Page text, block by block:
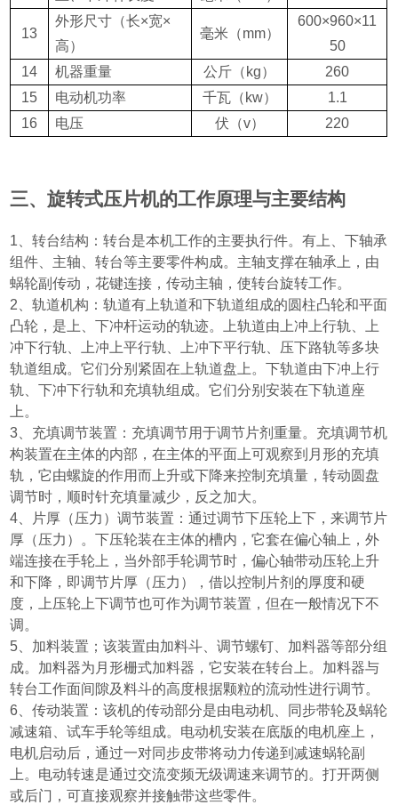
13
外形尺寸 （长×宽×
高）
毫米 （mm）
600×960×11
50
14
机器重量 公斤 （kg）
260
15
电动机功率 千瓦（kw）
1.1
16
电压 伏 （v） 220
三、旋转式压片机的工作原理与主要结构
1 、转台结构：转台是本机工作的主要执行件。有上、下轴承
组件、主轴、转台等主要零件构成。主轴支撑在轴承上，由
蜗轮副传动，花键连接，传动主轴，使转台旋转工作。
2 、轨道机构：轨道有上轨道和下轨道组成的圆柱凸轮和平面
凸轮，是上、下冲杆运动的轨迹。上轨道由上冲上行轨、上
冲下行轨、上冲上平行轨、上冲下平行轨、压下路轨等多块
轨道组成。它们分别紧固在上轨道盘上。下轨道由下冲上行
轨、下冲下行轨和充填轨组成。它们分别安装在下轨道座
上。
3 、充填调节装置：充填调节用于调节片剂重量。充填调节机
构装置在主体的内部，在主体的平面上可观察到月形的充填
轨，它由螺旋的作用而上升或下降来控制充填量，转动圆盘
调节时，顺时针充填量减少，反之加大。
4 、片厚 （压力 ）调节装置：通过调节下压轮上下，来调节片
厚 （压力 ）
。下压轮装在主体的槽内，它套在偏心轴上，外
端连接在手轮上，当外部手轮调节时，偏心轴带动压轮上升
和下降，即调节片厚 （压力 ）
，借以控制片剂的厚度和硬
度，上压轮上下调节也可作为调节装置，但在一般情况下不
调。
5 、加料装置；该装置由加料斗、调节螺钉、加料器等部分组
成。加料器为月形栅式加料器，它安装在转台上。加料器与
转台工作面间隙及料斗的高度根据颗粒的流动性进行调节。
6 、传动装置：该机的传动部分是由电动机、同步带轮及蜗轮
减速箱、试车手轮等组成。电动机安装在底版的电机座上，
电机启动后，通过一对同步皮带将动力传递到减速蜗轮副
上。电动转速是通过交流变频无级调速来调节的。打开两侧
或后门，可直接观察并接触带这些零件。